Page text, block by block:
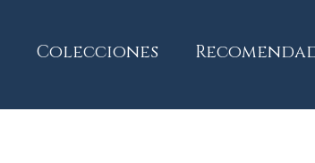
Colecciones